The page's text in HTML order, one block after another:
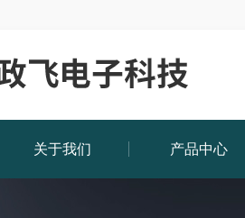
关于我们 产品中心